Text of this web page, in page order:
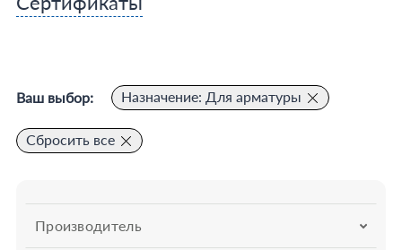
Ваш выбор: Назначение: Для арматуры
Сбросить все
Производитель